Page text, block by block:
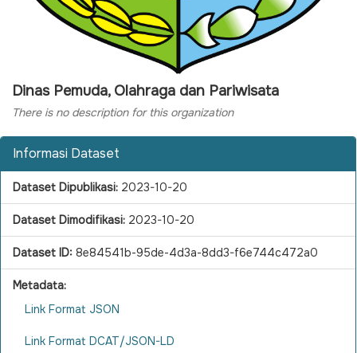
Dinas Pemuda, Olahraga dan Pariwisata
There is no description for this organization
Informasi Dataset
Dataset Dipublikasi: 2023-10-20
Dataset Dimodifikasi: 2023-10-20
Dataset ID: 8e84541b-95de-4d3a-8dd3-f6e744c472a0
Metadata:
Link Format JSON
Link Format DCAT/JSON-LD